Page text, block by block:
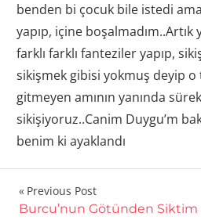
benden bi çocuk bile istedi
yapıp, içine
farklı farklı fanteziler yapıp,
sikişmek gibisi yokmuş deyip o
gitmeyen amının yanında
sikişiyoruz..Canim Duygu’m
benim ki ayaklandı
Yazı
Previous Post
Burcu’nun Götünden Siktim